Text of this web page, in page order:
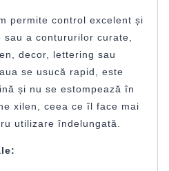
permite control excelent și
a contururilor curate,
decor, lettering sau
se usucă rapid, este
și nu se estompează în
xilen, ceea ce îl face mai
utilizare îndelungată.